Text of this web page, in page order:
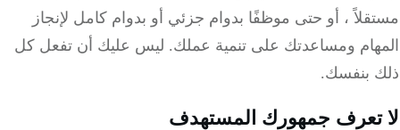
، أو حتى موظفًا بدوام جزئي أو بدوام كامل لإنجاز
ومساعدتك على تنمية عملك.ليس عليك أن تفعل كل
بنفسك.
تعرف جمهورك المستهدف